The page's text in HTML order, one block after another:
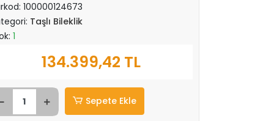
100000124673
Taşlı Bileklik
1
134.399,42 TL
Sepete Ekle